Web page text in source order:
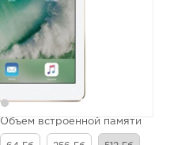
Объем встроенной памяти